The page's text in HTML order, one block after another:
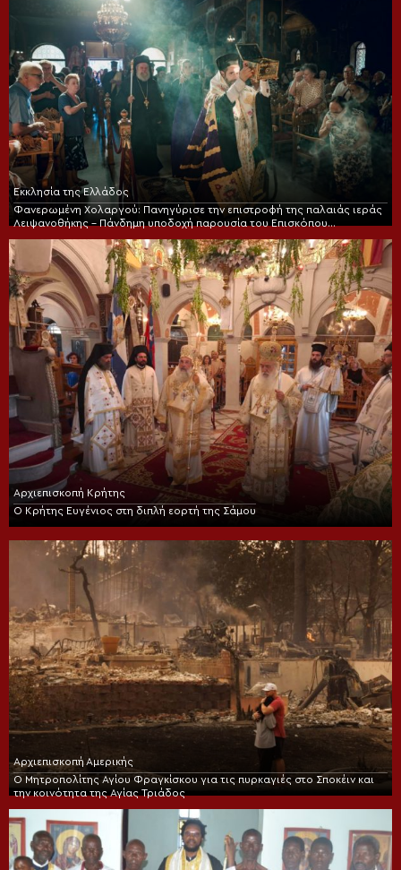
Εκκλησία της Ελλάδος
Φανερωμένη Χολαργού: Πανηγύρισε την επιστροφή της παλαιάς ιεράς
Λειψανοθήκης – Πάνδημη υποδοχή παρουσία του Επισκόπου
Αρχιεπισκοπή Κρήτης
Ο Κρήτης Ευγένιος στη διπλή εορτή της Σάμου
Αρχιεπισκοπή Αμερικής
Ο Μητροπολίτης Αγίου Φραγκίσκου για τις πυρκαγιές στο Σποκέιν και
την κοινότητα της Αγίας Τριάδος